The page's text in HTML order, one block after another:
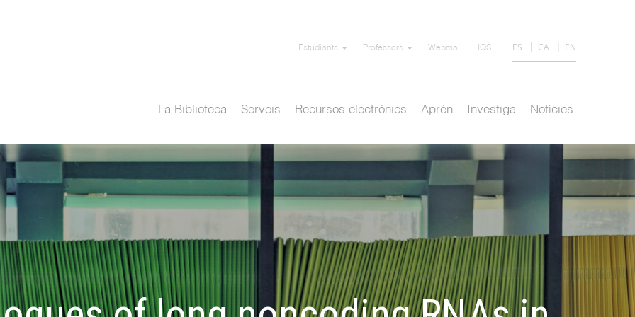
Estudiants Professors Webmail IQS ES CA EN
La Biblioteca Serveis Recursos electrònics Aprèn Investiga Notícies